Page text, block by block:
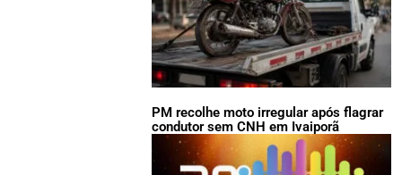
PM recolhe moto irregular após flagrar
condutor sem CNH em Ivaiporã